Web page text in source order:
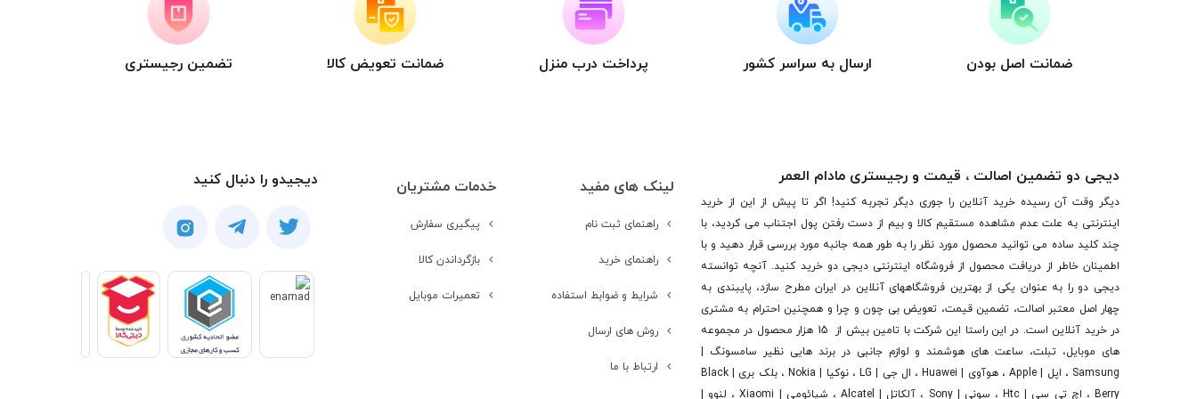
ضمانت اصل بودن ارسال به سراسر کشور پرداخت درب منزل ضمانت تعویض کالا تضمین رجیستری
دیجی دو تضمین اصالت ، قیمت و رجیستری مادام العمر
دیگر وقت آن رسیده خرید آنلاین را جوری دیگر تجربه کنید! اگر تا پیش از این از خرید
اینترنتی به علت عدم مشاهده مستقیم کالا و بیم از دست رفتن پول اجتناب می کردید، با
چند کلید ساده می توانید محصول مورد نظر را به طور همه جانبه مورد بررسی قرار دهید و با
اطمینان خاطر از دریافت محصول از فروشگاه اینترنتی دیجی دو خرید کنید. آنچه توانسته
دیجی دو را به عنوان یکی از بهترین فروشگاه­های آنلاین در ایران مطرح سازد، پایبندی به
چهار اصل معتبر اصالت، تضمین قیمت، تعویض بی چون و چرا و همچنین احترام به مشتری
در خرید آنلاین است. در این راستا این شرکت با تامین بیش از 15 هزار محصول در مجموعه
های موبایل، تبلت، ساعت های هوشمند و لوازم جانبی در برند هایی نظیر سامسونگ |
Samsung ، اپل | Apple ، هوآوی | Huawei ، ال جی | LG ، نوکیا | Nokia ، بلک بری | Black
Berry ، اچ تی سی | Htc ، سونی | Sony ، آلکاتل | Alcatel ، شیائومی | Xiaomi ، لنوو |
لینک های مفید
راهنمای ثبت نام
راهنمای خرید
شرایط و ضوابط استفاده
روش های ارسال
ارتباط با ما
خدمات مشتریان
پیگیری سفارش
بازگرداندن کالا
تعمیرات موبایل
دیجیدو را دنبال کنید